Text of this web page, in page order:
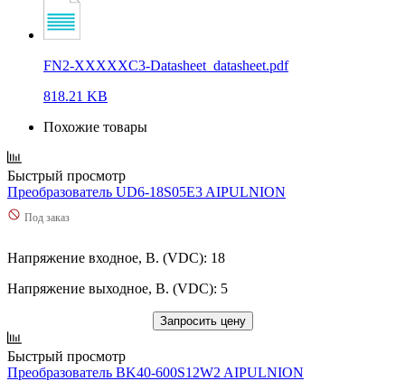
FN2-XXXXXC3-Datasheet_datasheet.pdf
818.21 KB
Похожие товары
Быстрый просмотр
Преобразователь UD6-18S05E3 AIPULNION
Под заказ
Напряжение входное, В. (VDC): 18
Напряжение выходное, В. (VDC): 5
Запросить цену
Быстрый просмотр
Преобразователь BK40-600S12W2 AIPULNION